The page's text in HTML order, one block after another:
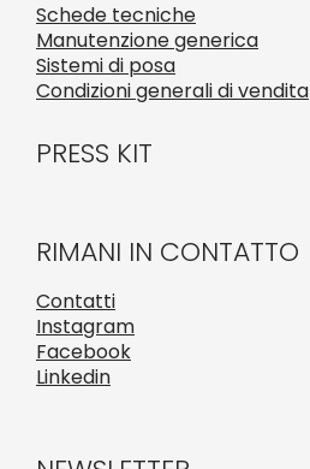
Schede tecniche
Manutenzione generica
Sistemi di posa
Condizioni generali di vendita
PRESS KIT
RIMANI IN CONTATTO
Contatti
Instagram
Facebook
Linkedin